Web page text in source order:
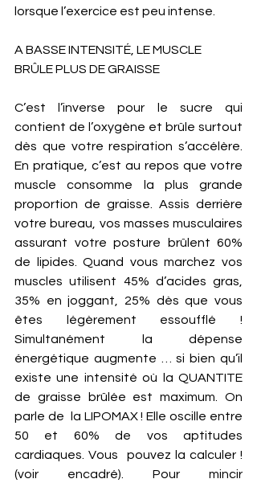
lorsque l’exercice est peu intense.
A BASSE INTENSITÉ, LE MUSCLE
BRÛLE PLUS DE GRAISSE
C’est l’inverse pour le sucre qui
contient de l’oxygène et brûle surtout
dès que votre respiration s’accélère.
En pratique, c’est au repos que votre
muscle consomme la plus grande
proportion de graisse. Assis derrière
votre bureau, vos masses musculaires
assurant votre posture brûlent 60%
de lipides. Quand vous marchez vos
muscles utilisent 45% d’acides gras,
35% en joggant, 25% dès que vous
êtes légèrement essoufflé !
Simultanément la dépense
énergétique augmente … si bien qu’il
existe une intensité où la QUANTITE
de graisse brûlée est maximum. On
parle de  la LIPOMAX ! Elle oscille entre
50 et 60% de vos aptitudes
cardiaques. Vous  pouvez la calculer !
(voir encadré). Pour mincir